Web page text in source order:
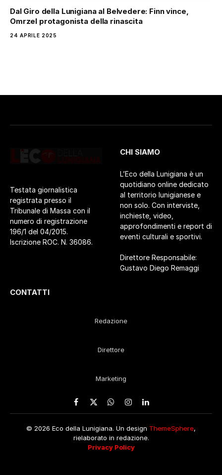
Dal Giro della Lunigiana al Belvedere: Finn vince,
Omrzel protagonista della rinascita
24 APRILE 2025
Testata giornalistica
registrata presso il
Tribunale di Massa con il
numero di registrazione
196/1 del 04/2015.
Iscrizione ROC. N. 36086.
CHI SIAMO
L’Eco della Lunigiana è un
quotidiano online dedicato
al territorio lunigianese e
non solo. Con interviste,
inchieste, video,
approfondimenti e report di
eventi culturali e sportivi.
Direttore Responsabile:
Gustavo Diego Remaggi
CONTATTI
Redazione
Direttore
Marketing
Facebook
X
WhatsApp
Instagram
LinkedIn
© 2026 Eco della Lunigiana. Un design ThemeSphere,
rielaborato in redazione.
Privacy Policy